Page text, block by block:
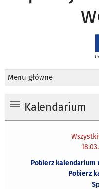
Menu główne
Kalendarium
Pobierz kalendarium
Pobierz